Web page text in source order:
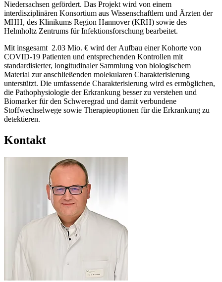
Niedersachsen gefördert. Das Projekt wird von einem
interdisziplinären Konsortium aus Wissenschaftlern und Ärzten der
MHH, des Klinikums Region Hannover (KRH) sowie des
Helmholtz Zentrums für Infektionsforschung bearbeitet.
Mit insgesamt 2.03 Mio. € wird der Aufbau einer Kohorte von
COVID-19 Patienten und entsprechenden Kontrollen mit
standardisierter, longitudinaler Sammlung von biologischem
Material zur anschließenden molekularen Charakterisierung
unterstützt. Die umfassende Charakterisierung wird es ermöglichen,
die Pathophysiologie der Erkrankung besser zu verstehen und
Biomarker für den Schweregrad und damit verbundene
Stoffwechselwege sowie Therapieoptionen für die Erkrankung zu
detektieren.
Kontakt